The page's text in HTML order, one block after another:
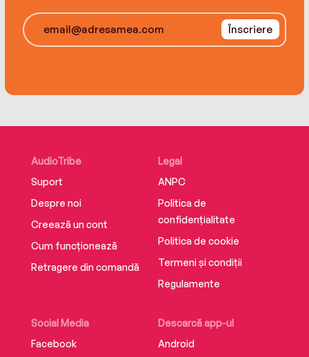
Înscriere
AudioTribe
Suport
Despre noi
Creează un cont
Cum funcționează
Retragere din comandă
Social Media
Facebook
Descarcă app-ul
Android
Legal
ANPC
Politica de
confidențialitate
Politica de cookie
Termeni și condiții
Regulamente